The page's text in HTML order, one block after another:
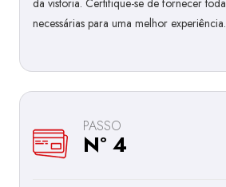
da vistoria. Certifique-se de fornecer
necessárias para uma melhor experiência.
PASSO
Nº 4